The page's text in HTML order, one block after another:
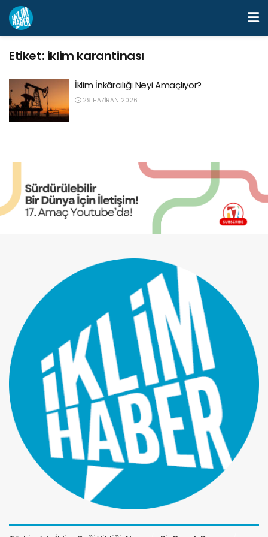
Etiket: iklim karantinası
İklim İnkârcılığı Neyi Amaçlıyor?
29 HAZIRAN 2026